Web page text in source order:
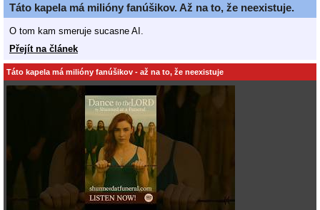
Táto kapela má milióny fanúšikov. Až na to, že neexistuje.
O tom kam smeruje sucasne AI.
Přejít na článek
Táto kapela má milióny fanúšikov - až na to, že neexistuje